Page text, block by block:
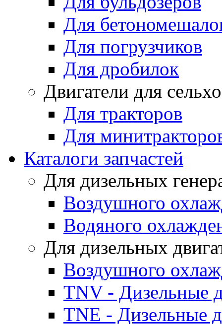
Для
Для погрузчиков
Для дробилок
Двигатели для
Для тракторов
Для
Каталоги запчастей
Для дизельных
Воздушного
Водяного
Для дизельных
Воздушного
TNV - Дизельные
TNE - Дизельные